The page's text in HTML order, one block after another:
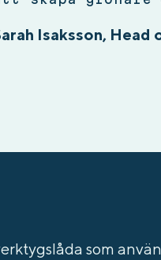
Isaksson, Head
som